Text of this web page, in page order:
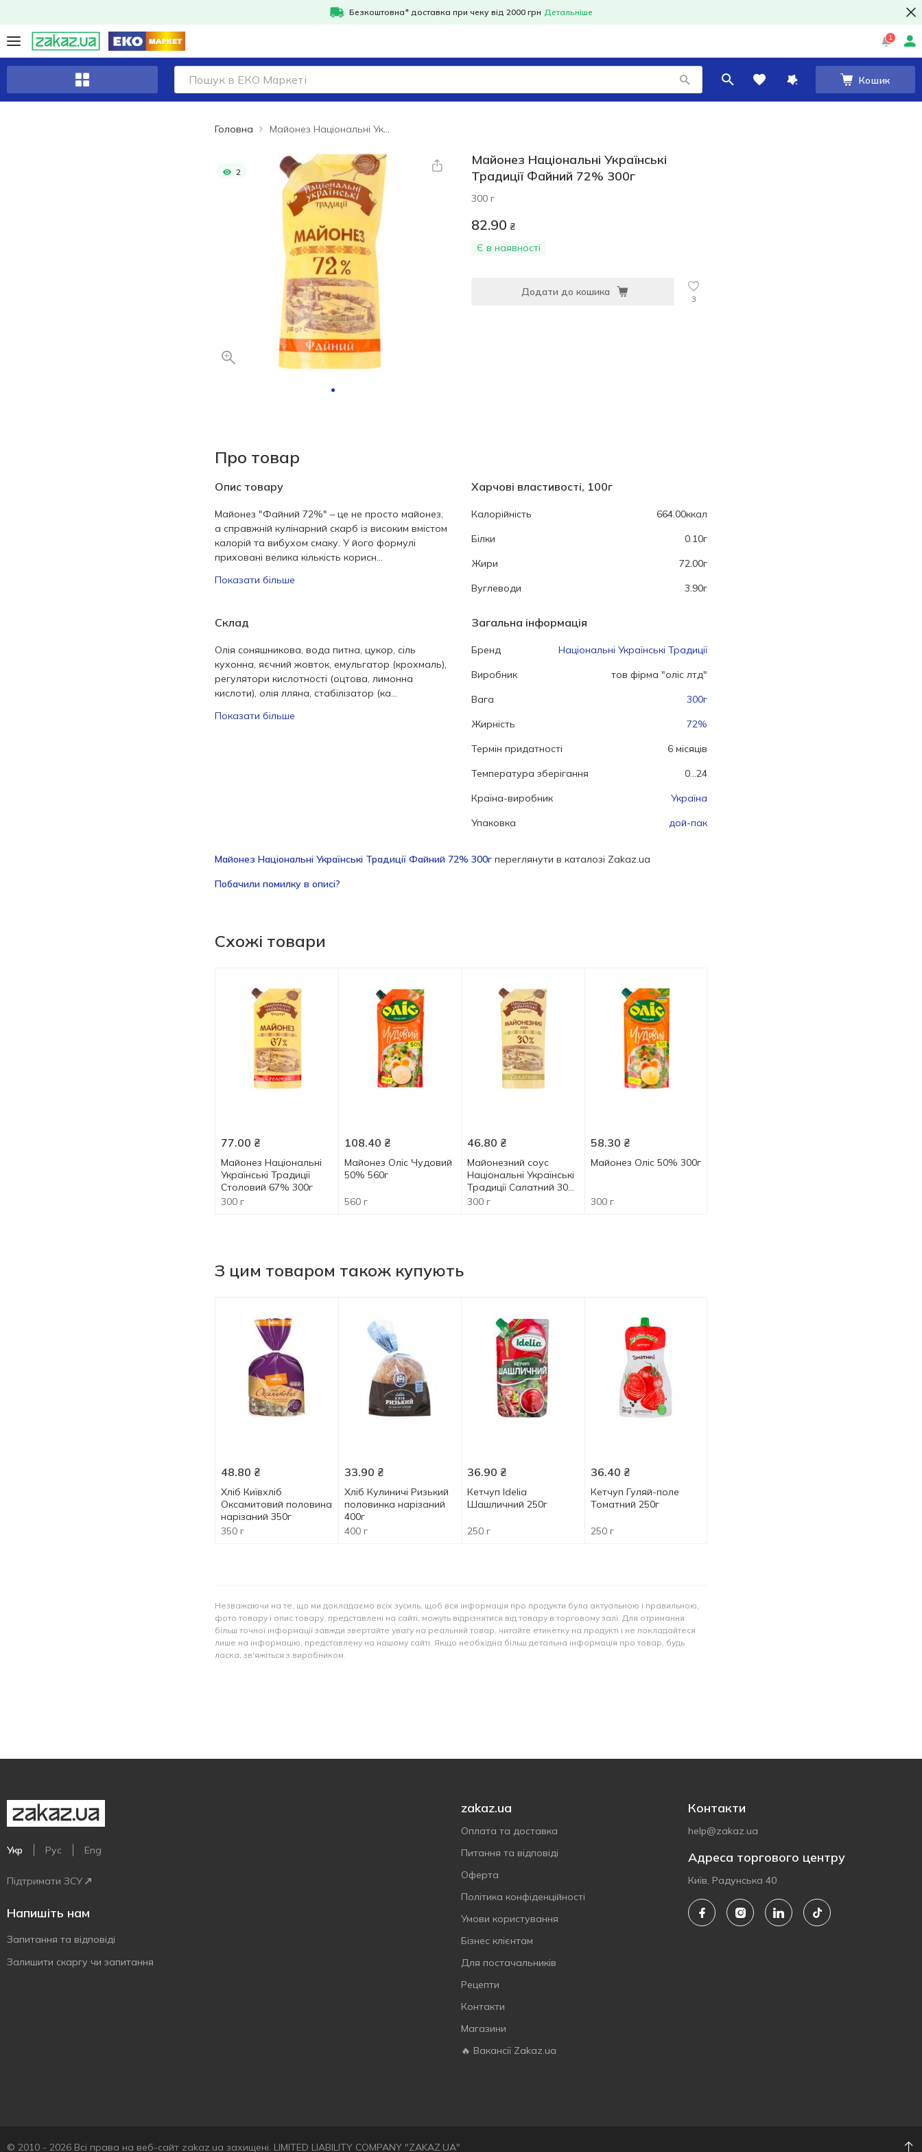
Безкоштовна* доставка при чеку від 2000 грн Детальніше
1
Кошик
Головна Майонез Національні Українські Традиції Файний 72% 300г
2
Майонез Національні Українські
Традиції Файний 72% 300г
300 г
82.90 ₴
Є в наявності
Додати до кошика
3
Про товар
Опис товару
Майонез "Файний 72%" – це не просто майонез,
а справжній кулінарний скарб із високим вмістом
калорій та вибухом смаку. У його формулі
приховані велика кількість корисн...
Показати більше
Харчові властивості, 100г
Калорійність
664.00ккал
Білки
0.10г
Жири
72.00г
Вуглеводи
3.90г
Склад
Олія соняшникова, вода питна, цукор, сіль
кухонна, яєчний жовток, емульгатор (крохмаль),
регулятори кислотності (оцтова, лимонна
кислоти), олія лляна, стабілізатор (ка...
Показати більше
Загальна інформація
Бренд
Національні Українські Традиції
Виробник
тов фірма "оліс лтд"
Вага
300г
Жирність
72%
Термін придатності
6 місяців
Температура зберігання
0...24
Країна-виробник
Україна
Упаковка
дой-пак
Майонез Національні Українські Традиції Файний 72% 300г переглянути в каталозі Zakaz.ua
Побачили помилку в описі?
Схожі товари
77.00 ₴
Майонез Національні
Українські Традиції
Столовий 67% 300г
300 г
108.40 ₴
Майонез Оліс Чудовий
50% 560г
560 г
46.80 ₴
Майонезний соус
Національні Українські
Традиції Салатний 30%
300г
300 г
58.30 ₴
Майонез Оліс 50% 300г
300 г
З цим товаром також купують
48.80 ₴
Хлiб Київхліб
Оксамитовий половина
нарізаний 350г
350 г
33.90 ₴
Хліб Кулиничі Ризький
половинка нарізаний
400г
400 г
36.90 ₴
Кетчуп Idelia
Шашличний 250г
250 г
36.40 ₴
Кетчуп Гуляй-поле
Томатний 250г
250 г
Незважаючи на те, що ми докладаємо всіх зусиль, щоб вся інформація про продукти була актуальною і правильною,
фото товару і опис товару, представлені на сайті, можуть відрізнятися від товару в торговому залі. Для отримання
більш точної інформації завжди звертайте увагу на реальний товар, читайте етикетку на продукті і не покладайтеся
лише на інформацію, представлену на нашому сайті. Якщо необхідна більш детальна інформація про товар, будь
ласка, зв'яжіться з виробником.
Укр Рус Eng
Підтримати ЗСУ
Напишіть нам
Запитання та відповіді
Залишити скаргу чи запитання
zakaz.ua
Оплата та доставка
Питання та відповіді
Оферта
Політика конфіденційності
Умови користування
Бізнес клієнтам
Для постачальників
Рецепти
Контакти
Магазини
🔥 Вакансії Zakaz.ua
Контакти
help@zakaz.ua
Адреса торгового центру
Київ, Радунська 40
© 2010 - 2026 Всі права на веб-сайт zakaz.ua захищені. LIMITED LIABILITY COMPANY "ZAKAZ.UA"